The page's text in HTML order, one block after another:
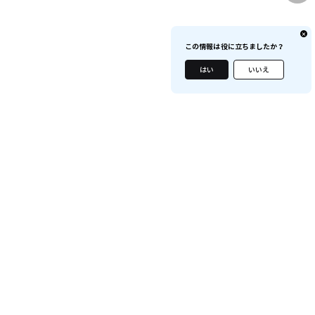
この情報は役に立ちましたか？
はい いいえ